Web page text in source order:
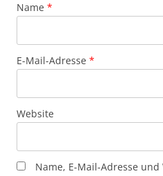
Name *
E-Mail-Adresse *
Website
Name, E-Mail-Adresse